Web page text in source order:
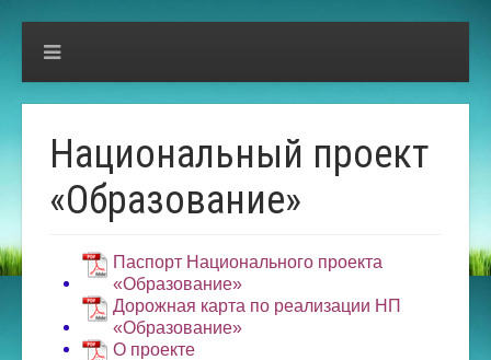
Национальный проект
«Образование»
Паспорт Национального проекта
«Образование»
Дорожная карта по реализации НП
«Образование»
О проекте